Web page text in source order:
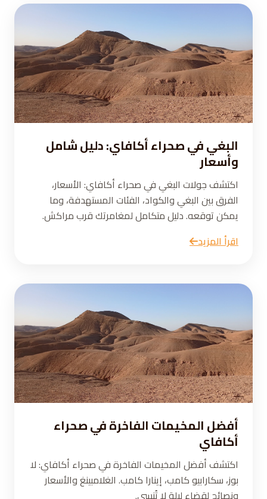
البغي في صحراء أكافاي: دليل شامل
وأسعار
اكتشف جولات البغي في صحراء أكافاي: الأسعار،
الفرق بين البغي والكواد، الفئات المستهدفة، وما
يمكن توقعه. دليل متكامل لمغامرتك قرب مراكش.
اقرأ المزيد
أفضل المخيمات الفاخرة في صحراء
أكافاي
اكتشف أفضل المخيمات الفاخرة في صحراء أكافاي: لا
بوز، سكارابيو كامب، إينارا كامب. الغلامبينغ والأسعار
ونصائح لقضاء ليلة لا تُنسى.